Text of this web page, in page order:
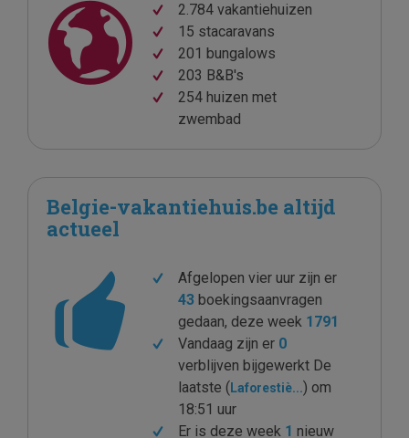
2.784 vakantiehuizen
15 stacaravans
201 bungalows
203 B&B's
254 huizen met
zwembad
Belgie-vakantiehuis.be altijd
actueel
Afgelopen vier uur zijn er
43 boekingsaanvragen
gedaan, deze week 1791
Vandaag zijn er 0
verblijven bijgewerkt De
laatste (Laforestiè...) om
18:51 uur
Er is deze week 1 nieuw